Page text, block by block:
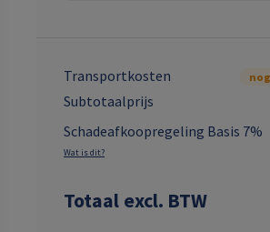
Transportkosten
Subtotaalprijs
Schadeafkoopregeling Basis 7%
Wat is dit?
Totaal excl. BTW